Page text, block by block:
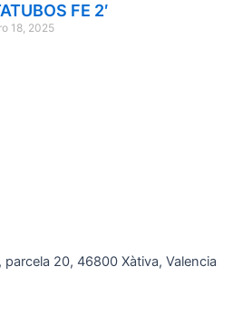
FE 2′
18, 2025
20, 46800 Xàtiva, Valencia